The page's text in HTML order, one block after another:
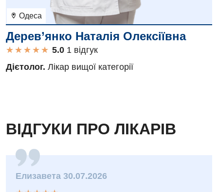
Одеса
Дерев’янко Наталія Олексіївна
★
★
★
★
★
★ ★ ★ ★ ★
1 вiдгук
Дієтолог. Лікар вищої категорії
ВІДГУКИ ПРО ЛІКАРІВ
Елизавета 30.07.2026